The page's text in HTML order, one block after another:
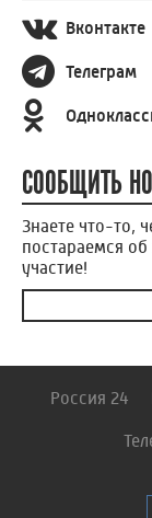
Вконтакте
Телеграм
СООБЩИТЬ
Знаете что-то,
постараемся
участие!
Россия 24